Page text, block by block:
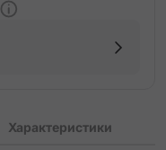
Характеристики